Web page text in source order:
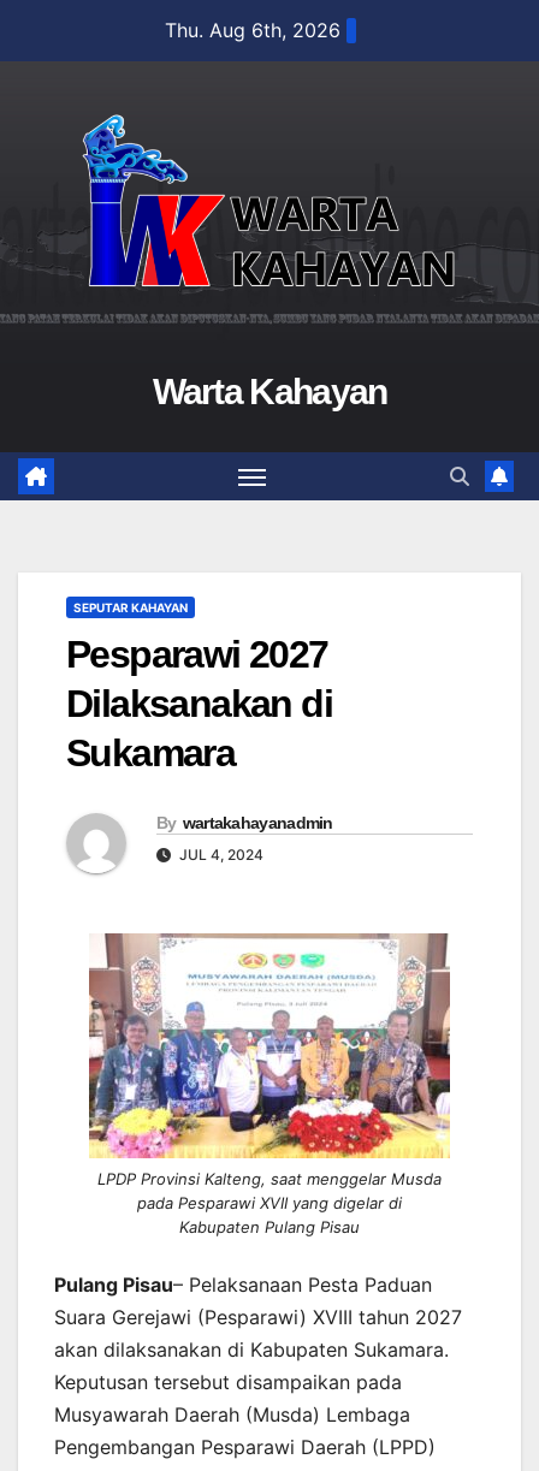
Thu. Aug 6th, 2026
Warta Kahayan
SEPUTAR KAHAYAN
Pesparawi 2027
Dilaksanakan di
Sukamara
By wartakahayanadmin
JUL 4, 2024
LPDP Provinsi Kalteng, saat menggelar Musda
pada Pesparawi XVII yang digelar di
Kabupaten Pulang Pisau
Pulang Pisau– Pelaksanaan Pesta Paduan
Suara Gerejawi (Pesparawi) XVIII tahun 2027
akan dilaksanakan di Kabupaten Sukamara.
Keputusan tersebut disampaikan pada
Musyawarah Daerah (Musda) Lembaga
Pengembangan Pesparawi Daerah (LPPD)